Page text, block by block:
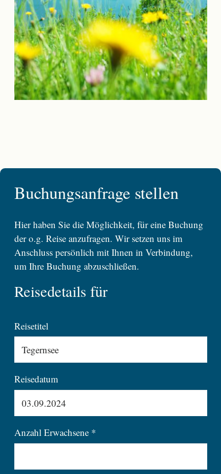
Buchungsanfrage stellen
Hier haben Sie die Möglichkeit, für eine Buchung
der o.g. Reise anzufragen. Wir setzen uns im
Anschluss persönlich mit Ihnen in Verbindung,
um Ihre Buchung abzuschließen.
Reisedetails für
Reisetitel
Reisedatum
Anzahl Erwachsene *